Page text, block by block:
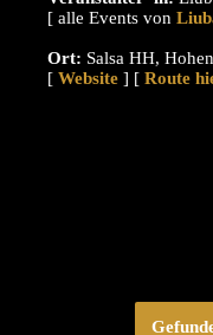
[ alle Events von
Ort: Salsa HH,
[ Website ] [ Route